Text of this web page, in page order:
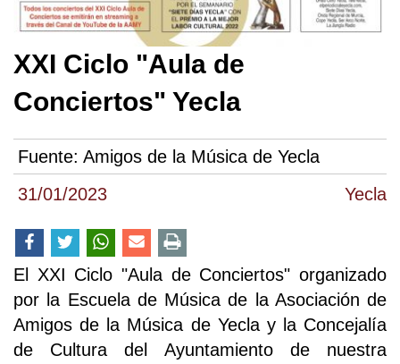
31/01/2023 Yecla
XXI Ciclo "Aula de
Conciertos" Yecla
Fuente: Amigos de la Música de Yecla
El XXI Ciclo "Aula de Conciertos" organizado
por la Escuela de Música de la Asociación de
Amigos de la Música de Yecla y la Concejalía
de Cultura del Ayuntamiento de nuestra